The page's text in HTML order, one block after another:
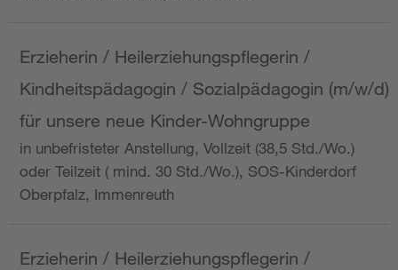
Erzieherin / Heilerziehungspflegerin /
Kindheitspädagogin / Sozialpädagogin (m/w/d)
für unsere neue Kinder-Wohngruppe
in unbefristeter Anstellung, Vollzeit (38,5 Std./Wo.)
oder Teilzeit ( mind. 30 Std./Wo.), SOS-Kinderdorf
Oberpfalz, Immenreuth
Erzieherin / Heilerziehungspflegerin /